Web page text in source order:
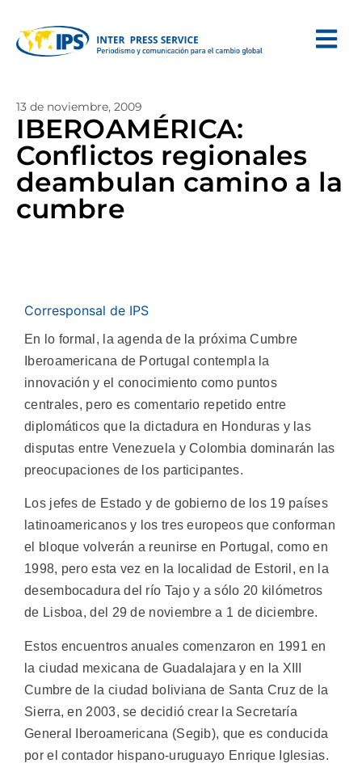
13 de noviembre, 2009
IBEROAMÉRICA:
Conflictos regionales
deambulan camino a la
cumbre
Corresponsal de IPS
En lo formal, la agenda de la próxima Cumbre
Iberoamericana de Portugal contempla la
innovación y el conocimiento como puntos
centrales, pero es comentario repetido entre
diplomáticos que la dictadura en Honduras y las
disputas entre Venezuela y Colombia dominarán las
preocupaciones de los participantes.
Los jefes de Estado y de gobierno de los 19 países
latinoamericanos y los tres europeos que conforman
el bloque volverán a reunirse en Portugal, como en
1998, pero esta vez en la localidad de Estoril, en la
desembocadura del río Tajo y a sólo 20 kilómetros
de Lisboa, del 29 de noviembre a 1 de diciembre.
Estos encuentros anuales comenzaron en 1991 en
la ciudad mexicana de Guadalajara y en la XIII
Cumbre de la ciudad boliviana de Santa Cruz de la
Sierra, en 2003, se decidió crear la Secretaría
General Iberoamericana (Segib), que es conducida
por el contador hispano-uruguayo Enrique Iglesias.